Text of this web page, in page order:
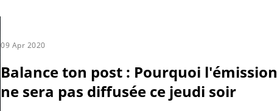
09 Apr 2020
Balance ton post : Pourquoi l'émission
ne sera pas diffusée ce jeudi soir